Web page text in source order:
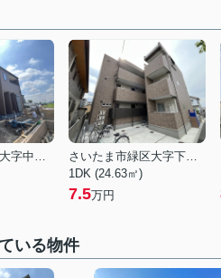
さいたま市緑区大字中野田
さいたま市緑区大字下野田
1DK (24.63㎡)
7.5万円
いる物件